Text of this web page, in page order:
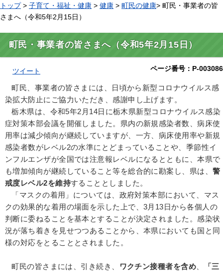
トップ> 子育て・福祉・健康 > 健康 > 町民の健康> 町民・事業者の皆
さまへ（令和5年2月15日）
町民・事業者の皆さまへ（令和5年2月15日）
ページ番号：P-003086
ツイート
町民、事業者の皆さまには、日頃から新型コロナウイルス感
染拡大防止にご協力いただき、感謝申し上げます。
栃木県は、令和5年2月14日に栃木県新型コロナウイルス感染
症対策本部会議を開催しました。県内の新規感染者数、病床使
用率は減少傾向が継続していますが、一方、病床使用率や新規
感染者数がレベル2の水準にとどまっていることや、季節性イ
ンフルエンザが全国では注意報レベルになるとともに、本県で
も増加傾向が継続していること等を総合的に勘案し、県は、警
戒度レベル2を維持することとしました。
「マスクの着用」については、政府対策本部において、マス
クの効果的な着用の場面を示した上で、3月13日から各個人の
判断に委ねることを基本とすることが決定されました。感染状
況が落ち着きを見せつつあることから、本県においても国と同
様の対応をとることとされました。
町民の皆さまには、引き続き、 ワクチン接種者を含め
「三